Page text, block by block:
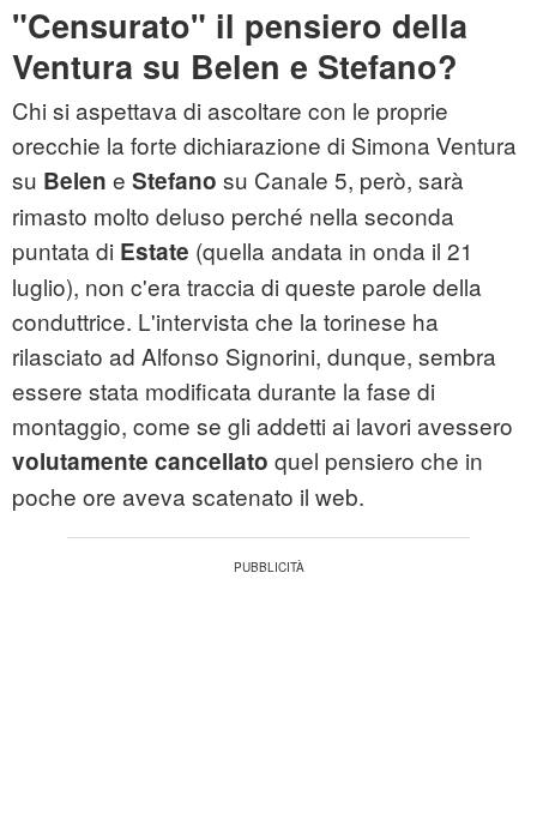
"Censurato" il pensiero della
Ventura su Belen e Stefano?
Chi si aspettava di ascoltare con le proprie
orecchie la forte dichiarazione di Simona Ventura
su Belen e Stefano su Canale 5, però, sarà
rimasto molto deluso perché nella seconda
puntata di Estate (quella andata in onda il 21
luglio), non c'era traccia di queste parole della
conduttrice. L'intervista che la torinese ha
rilasciato ad Alfonso Signorini, dunque, sembra
essere stata modificata durante la fase di
montaggio, come se gli addetti ai lavori avessero
volutamente cancellato quel pensiero che in
poche ore aveva scatenato il web.